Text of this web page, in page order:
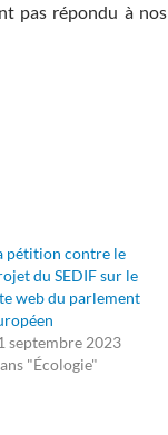
pas répondu à nos
pétition contre le
du SEDIF sur le
web du parlement
septembre 2023
"Écologie"